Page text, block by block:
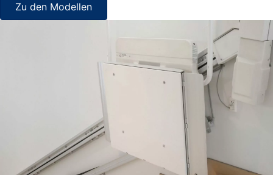
Zu den Modellen